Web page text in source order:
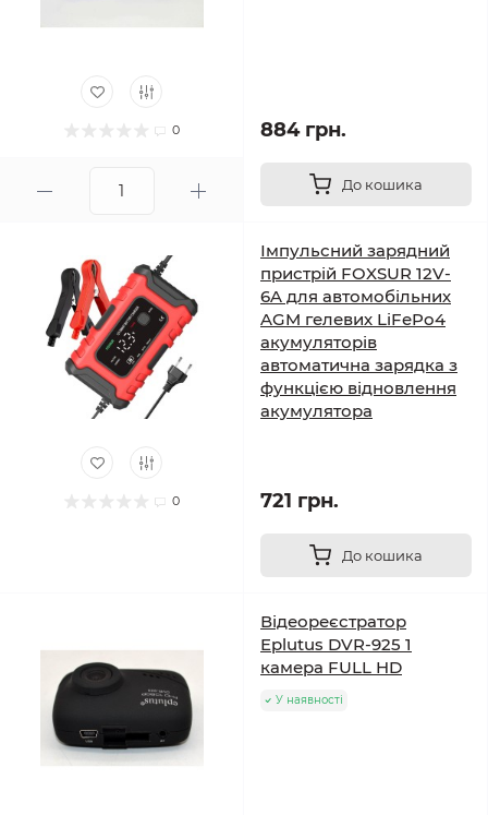
0 884 грн.
До кошика
0
Імпульсний зарядний
пристрій FOXSUR 12V-
6A для автомобільних
AGM гелевих LiFePo4
акумуляторів
автоматична зарядка з
функцією відновлення
акумулятора
721 грн.
До кошика
Відеореєстратор
Eplutus DVR-925 1
камера FULL HD
У наявності